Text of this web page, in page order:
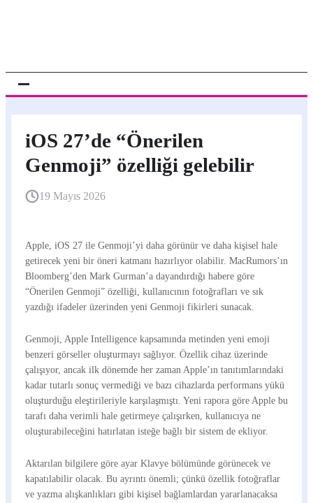
iOS 27’de “Önerilen
Genmoji” özelliği gelebilir
19 Mayıs 2026
Apple, iOS 27 ile Genmoji’yi daha görünür ve daha kişisel hale
getirecek yeni bir öneri katmanı hazırlıyor olabilir. MacRumors’ın
Bloomberg’den Mark Gurman’a dayandırdığı habere göre
“Önerilen Genmoji” özelliği, kullanıcının fotoğrafları ve sık
yazdığı ifadeler üzerinden yeni Genmoji fikirleri sunacak.
Genmoji, Apple Intelligence kapsamında metinden yeni emoji
benzeri görseller oluşturmayı sağlıyor. Özellik cihaz üzerinde
çalışıyor, ancak ilk dönemde her zaman Apple’ın tanıtımlarındaki
kadar tutarlı sonuç vermediği ve bazı cihazlarda performans yükü
oluşturduğu eleştirileriyle karşılaşmıştı. Yeni rapora göre Apple bu
tarafı daha verimli hale getirmeye çalışırken, kullanıcıya ne
oluşturabileceğini hatırlatan isteğe bağlı bir sistem de ekliyor.
Aktarılan bilgilere göre ayar Klavye bölümünde görünecek ve
kapatılabilir olacak. Bu ayrıntı önemli; çünkü özellik fotoğraflar
ve yazma alışkanlıkları gibi kişisel bağlamlardan yararlanacaksa